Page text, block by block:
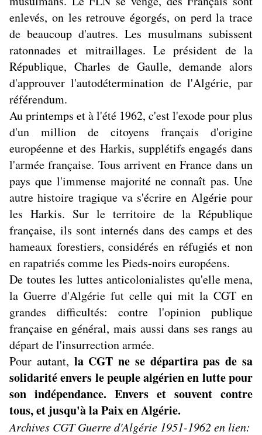
enlevés, on les retrouve égorgés, on perd la trace
de beaucoup d'autres. Les musulmans subissent
ratonnades et mitraillages. Le président de la
République, Charles de Gaulle, demande alors
d'approuver l'autodétermination de l'Algérie, par
référendum.
Au printemps et à l'été 1962, c'est l'exode pour plus
d'un million de citoyens français d'origine
européenne et des Harkis, supplétifs engagés dans
l'armée française. Tous arrivent en France dans un
pays que l'immense majorité ne connaît pas. Une
autre histoire tragique va s'écrire en Algérie pour
les Harkis. Sur le territoire de la République
française, ils sont internés dans des camps et des
hameaux forestiers, considérés en réfugiés et non
en rapatriés comme les Pieds-noirs européens.
De toutes les luttes anticolonialistes qu'elle mena,
la Guerre d'Algérie fut celle qui mit la CGT en
grandes difficultés: contre l'opinion publique
française en général, mais aussi dans ses rangs au
départ de l'insurrection armée.
Pour autant, la CGT ne se départira pas de sa
solidarité envers le peuple algérien en lutte pour
son indépendance. Envers et souvent contre
tous, et jusqu'à la Paix en Algérie.
Archives CGT Guerre d'Algérie 1951-1962 en lien: